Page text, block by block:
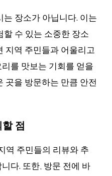
장소가 아닙니다. 이는
할 수 있는 소중한 장소
지역 주민들과 어울리고
를 맛보는 기회를 얻을
곳을 방문하는 만큼 안전
점
역 주민들의 리뷰와 추
다. 또한, 방문 전에 바